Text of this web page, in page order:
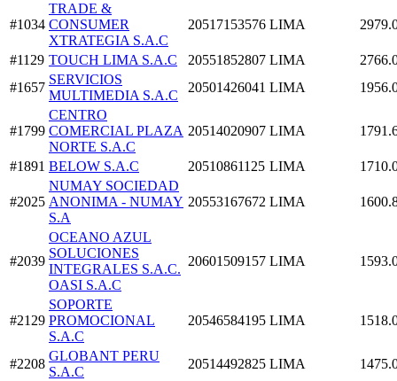
#1034
TRADE &
CONSUMER
XTRATEGIA S.A.C
20517153576 LIMA
#1129 TOUCH LIMA S.A.C 20551852807 LIMA
#1657
SERVICIOS
MULTIMEDIA S.A.C
20501426041 LIMA
#1799
CENTRO
COMERCIAL PLAZA
NORTE S.A.C
20514020907 LIMA
#1891 BELOW S.A.C 20510861125 LIMA
#2025
NUMAY SOCIEDAD
ANONIMA - NUMAY
S.A
20553167672 LIMA
#2039
OCEANO AZUL
SOLUCIONES
INTEGRALES S.A.C.
OASI S.A.C
20601509157 LIMA
#2129
SOPORTE
PROMOCIONAL
S.A.C
20546584195 LIMA
#2208
GLOBANT PERU
S.A.C
20514492825 LIMA